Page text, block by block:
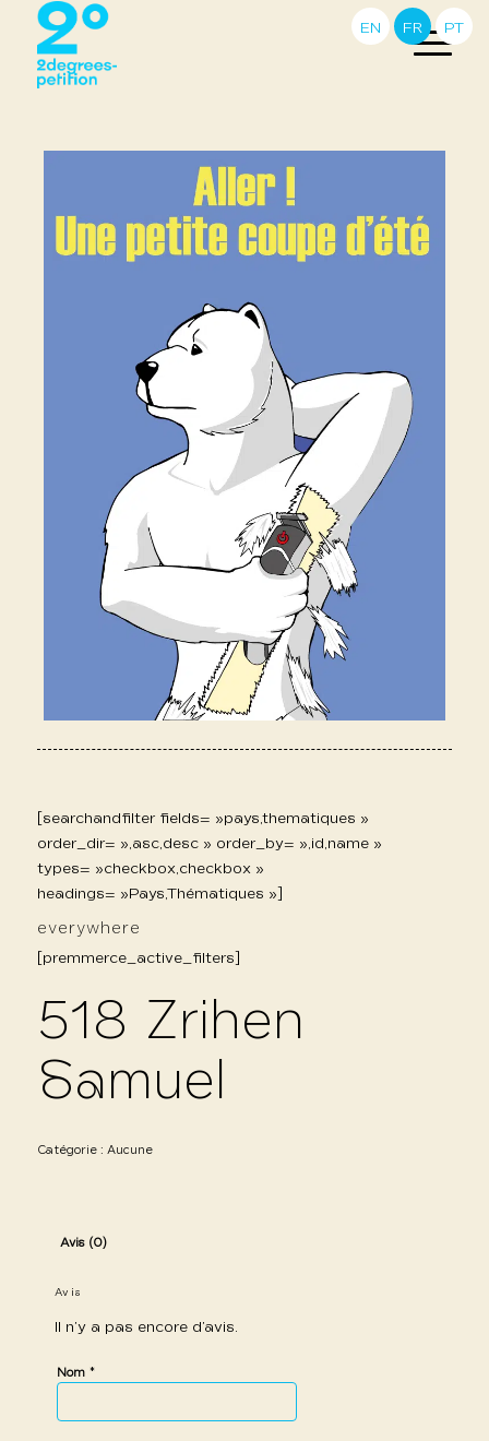
[searchandfilter fields= »pays,thematiques »
order_dir= »,asc,desc » order_by= »,id,name »
types= »checkbox,checkbox »
headings= »Pays,Thématiques »]
everywhere
[premmerce_active_filters]
518 Zrihen
Samuel
Catégorie : Aucune
Avis (0)
Avis
Il n’y a pas encore d’avis.
Nom *
EN FR PT